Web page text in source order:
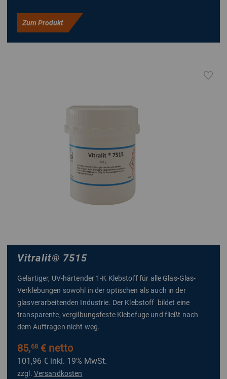
Zum Produkt
Vitralit® 7515
Gelartiger, UV-härtender 1-K Klebstoff für alle Glas-Glas-
Verklebungen sowohl in der optischen als auch in der
glasverarbeitenden Industrie. Der Klebstoff bildet eine
transparente, vergilbungsfeste Klebefuge und fließt nach
dem Auftragen nicht weg.
85,68€ netto
101,96 € inkl. 19% MwSt.
zzgl. Versandkosten